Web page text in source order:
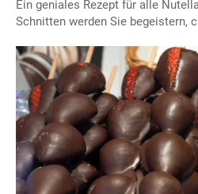
Ein geniales Rezept für alle
Schnitten werden Sie begeistern,